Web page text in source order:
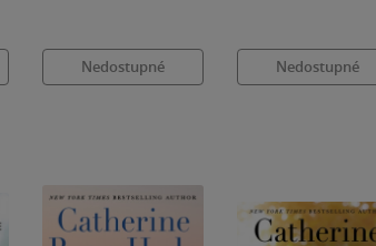
Nedostupné Nedostupné